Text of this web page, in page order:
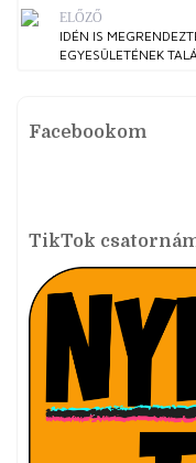
ELŐZŐ
IDÉN IS
EGYESÜLETÉNEK
Facebookom
TikTok